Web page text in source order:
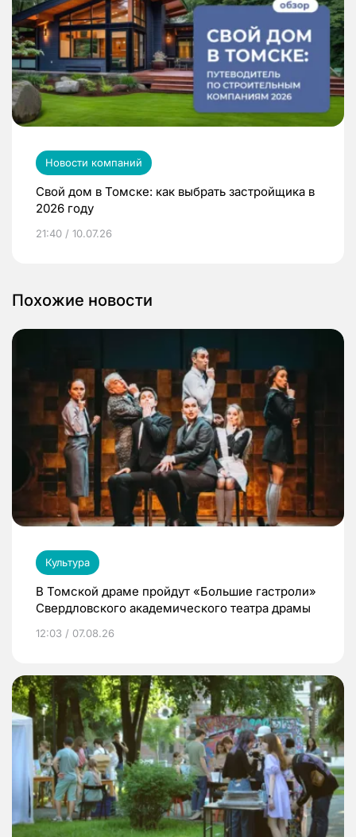
Новости компаний
Свой дом в Томске: как выбрать застройщика в
2026 году
21:40 / 10.07.26
Похожие новости
Культура
В Томской драме пройдут «Большие гастроли»
Свердловского академического театра драмы
12:03 / 07.08.26